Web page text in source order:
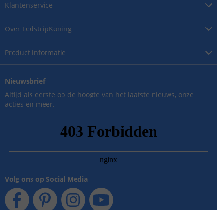
Over LedstripKoning
Product informatie
Klantenservice
Nieuwsbrief
Altijd als eerste op de hoogte van het laatste nieuws, onze
acties en meer.
Volg ons op Social Media